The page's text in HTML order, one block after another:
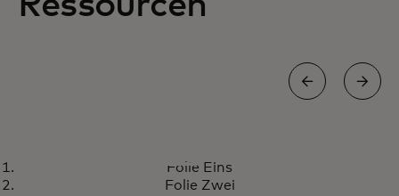
Forrester bezeichnet
Erfahren Sie mehr
Folie Eins
Folie Zwei